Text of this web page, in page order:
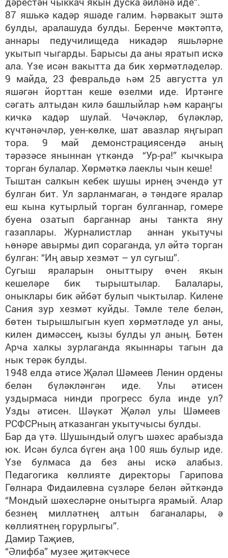
87 яшькә кадәр яшәде галим. Һәрвакыт эштә
булды, аралашуда булды. Беренче мәктәптә,
аннары педучилищеда никадәр яшьләрне
укытып чыгарды. Барысы да аны яратып искә
ала. Үзе исән вакытта да бик хөрмәтләделәр.
9 майда, 23 февральдә һәм 25 августта ул
яшәгән йорттан кеше өзелми иде. Иртәнге
сәгать алтыдан килә башлыйлар һәм караңгы
кичкә кадәр шулай. Чәчәкләр, бүләкләр,
күчтәнәчләр, уен-көлке, шат авазлар яңгырап
тора. 9 май демонстрациясендә аның
тәрәзәсе яныннан үткәндә “Ур-ра!” кычкыра
торган булалар. Хөрмәткә лаеклы чын кеше!
Тыштан салкын кебек шушы ирнең эчендә ут
булган бит. Ул зарланмаган, ә тәндәге яралар
еш кына кутырлый торган булганнар, гомере
буена озатып барганнар аны танкта яну
газаплары. Журналистлар аннан укытучы
һөнәре авырмы дип сораганда, ул әйтә торган
булган: “Иң авыр хезмәт – ул сугыш”.
Сугыш яраларын оныттыру өчен якын
кешеләре бик тырыштылар. Балалары,
оныклары бик әйбәт булып чыктылар. Килене
Сания зур хезмәт куйды. Тәмле теле белән,
бөтен тырышлыгын куеп хөрмәтләде ул аны,
килен димәссең, кызы булды ул аның. Бөтен
Арча халкы зурлаганда якыннары тагын да
нык терәк булды.
1948 елда әтисе Җәләл Шәмеев Ленин ордены
белән бүләкләнгән иде. Улы әтисен
уздырмаса нинди прогресс була инде ул?
Узды әтисен. Шәүкәт Җәләл улы Шәмеев
РСФСРның атказанган укытучысы булды.
Бар да үтә. Шушындый олугъ шәхес арабызда
юк. Исән булса бүген аңа 100 яшь булыр иде.
Үзе булмаса да без аны искә алабыз.
Педагогика көллияте директоры Гарипова
Гөлнара Фидаилевна сүзләре белән әйткәндә
“Мондый шәхесләрне онытырга ярамый. Алар
безнең милләтнең алтын баганалары, ә
көллиятнең горурлыгы”.
Дамир Таҗиев,
“Әлифба” музее җитәкчесе